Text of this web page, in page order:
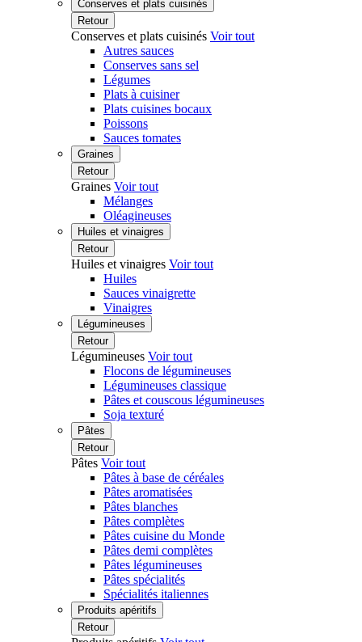
Conserves et plats cuisinés
Retour
Conserves et plats cuisinés Voir tout
Autres sauces
Conserves sans sel
Légumes
Plats à cuisiner
Plats cuisines bocaux
Poissons
Sauces tomates
Graines
Retour
Graines Voir tout
Mélanges
Oléagineuses
Huiles et vinaigres
Retour
Huiles et vinaigres Voir tout
Huiles
Sauces vinaigrette
Vinaigres
Légumineuses
Retour
Légumineuses Voir tout
Flocons de légumineuses
Légumineuses classique
Pâtes et couscous légumineuses
Soja texturé
Pâtes
Retour
Pâtes Voir tout
Pâtes à base de céréales
Pâtes aromatisées
Pâtes blanches
Pâtes complètes
Pâtes cuisine du Monde
Pâtes demi complètes
Pâtes légumineuses
Pâtes spécialités
Spécialités italiennes
Produits apéritifs
Retour